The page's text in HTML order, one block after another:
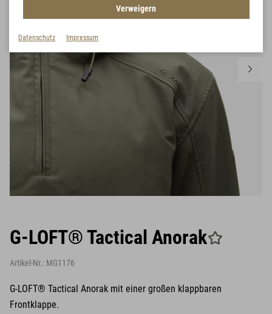
G-LOFT® Tactical Anorak
Artikel-Nr.: MG1176
G-LOFT® Tactical Anorak mit einer großen klappbaren
Frontklappe.
Verweigern
Datenschutz Impressum